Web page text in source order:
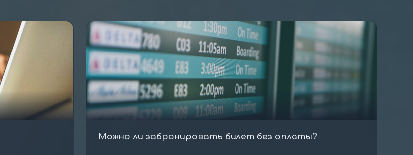
Можно ли забронировать билет без оплаты?